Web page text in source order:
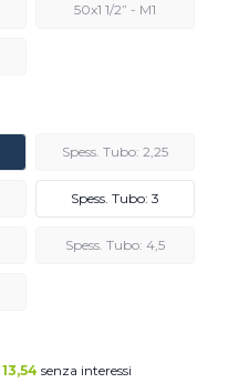
50x1 1/2” - M1
Spess. Tubo: 2,25
Spess. Tubo: 3
Spess. Tubo: 4,5
13,54 senza interessi